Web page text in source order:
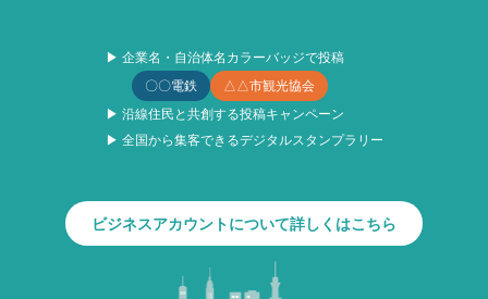
▶ 企業名・自治体名カラーバッジで投稿
〇〇電鉄
△△市観光協会
▶ 沿線住民と共創する投稿キャンペーン
▶ 全国から集客できるデジタルスタンプラリー
ビジネスアカウントについて詳しくはこちら